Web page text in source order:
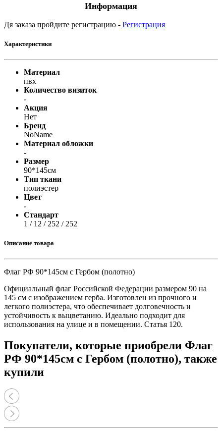
Информация
Дя заказа пройдите регистрацию - Регистрация
Характеристики
Материал
пвх
Количество визиток
-
Акция
Нет
Бренд
NoName
Материал обложки
-
Размер
90*145см
Тип ткани
полиэстер
Цвет
-
Стандарт
1 / 12 / 252 / 252
Описание товара
Флаг РФ 90*145см с Гербом (полотно)
Официальный флаг Российской Федерации размером 90 на
145 см с изображением герба. Изготовлен из прочного и
легкого полиэстера, что обеспечивает долговечность и
устойчивость к выцветанию. Идеально подходит для
использования на улице и в помещении. Статья 120.
Покупатели, которые приобрели Флаг
РФ 90*145см с Гербом (полотно), также
купили